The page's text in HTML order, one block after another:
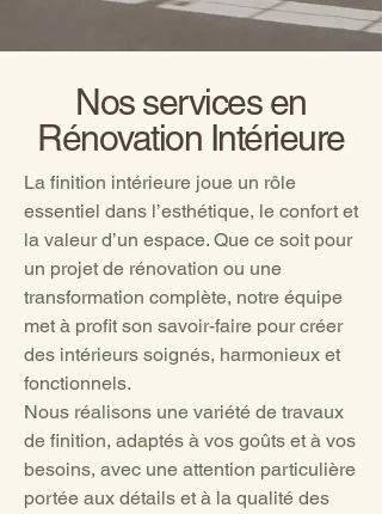
Nos services en
Rénovation Intérieure
La finition intérieure joue un rôle
essentiel dans l’esthétique, le confort et
la valeur d’un espace. Que ce soit pour
un projet de rénovation ou une
transformation complète, notre équipe
met à profit son savoir-faire pour créer
des intérieurs soignés, harmonieux et
fonctionnels.
Nous réalisons une variété de travaux
de finition, adaptés à vos goûts et à vos
besoins, avec une attention particulière
portée aux détails et à la qualité des